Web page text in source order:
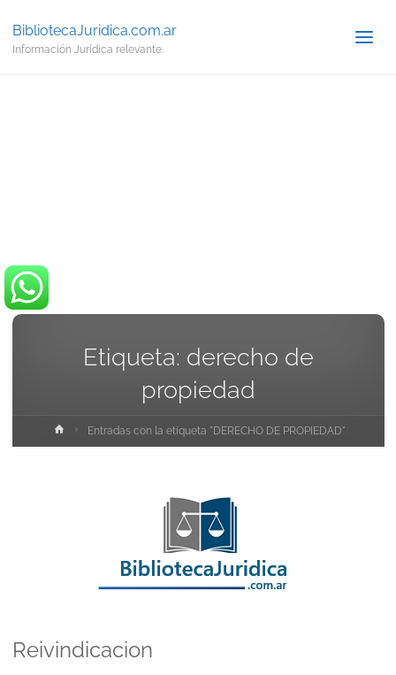
BibliotecaJuridica.com.ar
Información Jurídica relevante.
Etiqueta: derecho de
propiedad
InicioEntradas con la etiqueta "DERECHO DE PROPIEDAD"
Reivindicacion